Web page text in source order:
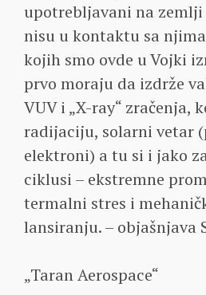
upotrebljavani na
nisu u kontaktu sa
kojih smo ovde u Vojki
prvo moraju da izdrže
VUV i „X-ray“ zračenja,
radijaciju, solarni vetar
elektroni) a tu si i jako
ciklusi – ekstremne
termalni stres i
lansiranju. – objašnjava
„Taran Aerospace“